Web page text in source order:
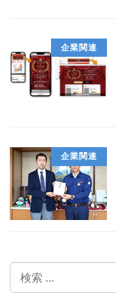
企業関連
企業関連
索